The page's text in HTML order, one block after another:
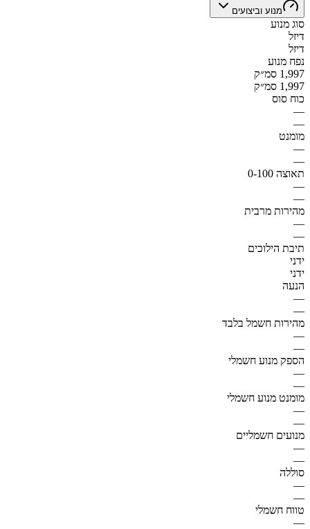
מנוע וביצועים
סוג מנוע
דיזל
דיזל
נפח מנוע
1,997 סמ״ק
1,997 סמ״ק
כוח סוס
—
—
מומנט
—
—
תאוצה 0-100
—
—
מהירות מרבית
—
—
תיבת הילוכים
ידני
ידני
הנעה
—
—
מהירות חשמל בלבד
—
—
הספק מנוע חשמלי
—
—
מומנט מנוע חשמלי
—
—
מנועים חשמליים
—
—
סוללה
—
—
טווח חשמלי
—